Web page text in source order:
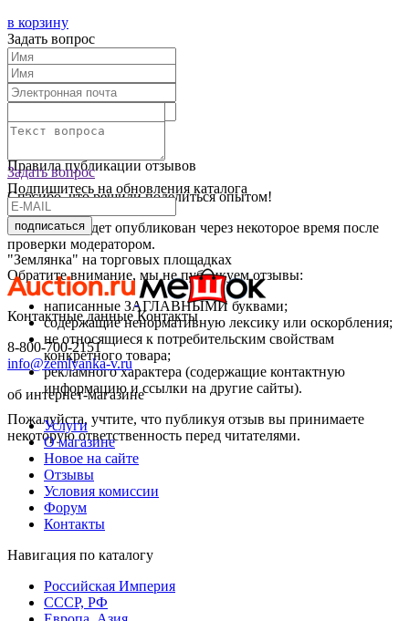
в корзину
Текст отзыва:
Правила публикации отзывов
Спасибо, что решили поделиться опытом!
Ваш отзыв будет опубликован через некоторое время после
проверки модератором.
Обратите внимание, мы не публикуем отзывы:
написанные ЗАГЛАВНЫМИ буквами;
содержащие ненормативную лексику или оскорбления;
не относящиеся к потребительским свойствам
конкретного товара;
рекламного характера (содержащие контактную
информацию и ссылки на другие сайты).
Пожалуйста, учтите, что публикуя отзыв вы принимаете
некоторую ответственность перед читателями.
Задать вопрос
Задать вопрос
Подпишитесь на обновления каталога
подписаться
"Землянка" на торговых площадках
Контактные данные Контакты
8-800-700-2151
info@zemlyanka-v.ru
об интернет-магазине
Услуги
О магазине
Новое на сайте
Отзывы
Условия комиссии
Форум
Контакты
Навигация по каталогу
Российская Империя
СССР, РФ